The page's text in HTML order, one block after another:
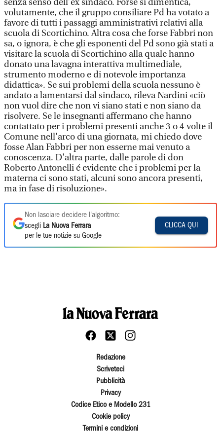
senza senso dell’ex sindaco. Forse si dimentica,
volutamente, che il gruppo consiliare Pd ha votato a
favore di tutti i passaggi amministrativi relativi alla
scuola di Scortichino. Altra cosa che forse Fabbri non
sa, o ignora, è che gli esponenti del Pd sono già stati a
visitare la scuola di Scortichino alla quale hanno
donato una lavagna interattiva multimediale,
strumento moderno e di notevole importanza
didattica». Se sui problemi della scuola nessuno è
andato a lamentarsi dal sindaco, rileva Nardini «ciò
non vuol dire che non vi siano stati e non siano da
risolvere. Se le insegnanti affermano che hanno
contattato per i problemi presenti anche 3 o 4 volte il
Comune nell'arco di una giornata, mi chiedo dove
fosse Alan Fabbri per non esserne mai venuto a
conoscenza. D'altra parte, dalle parole di don
Roberto Antonelli é evidente che i problemi per la
materna ci sono stati, alcuni sono ancora presenti,
ma in fase di risoluzione».
Non lasciare decidere l'algoritmo:
scegli La Nuova Ferrara
per le tue notizie su Google
CLICCA QUI
Redazione
Scriveteci
Pubblicità
Privacy
Codice Etico e Modello 231
Cookie policy
Termini e condizioni